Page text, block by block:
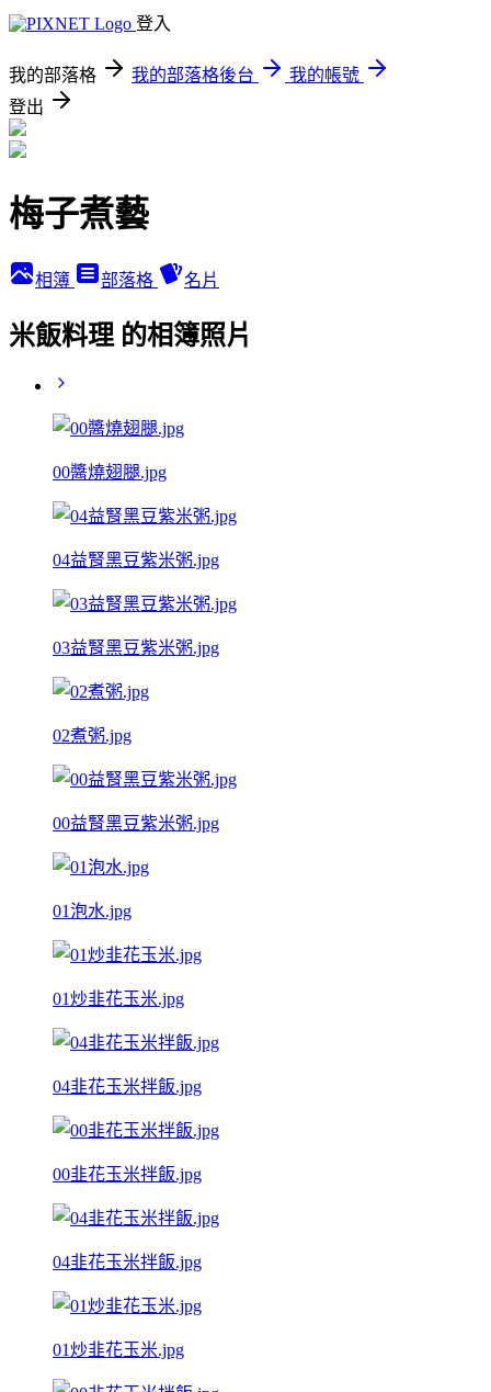
登入
我的部落格 我的部落格後台
我的帳號
登出
梅子煮藝
相簿 部落格 名片
米飯料理 的相簿照片
00醬燒翅腿.jpg
04益腎黑豆紫米粥.jpg
03益腎黑豆紫米粥.jpg
02煮粥.jpg
00益腎黑豆紫米粥.jpg
01泡水.jpg
01炒韭花玉米.jpg
04韭花玉米拌飯.jpg
00韭花玉米拌飯.jpg
04韭花玉米拌飯.jpg
01炒韭花玉米.jpg